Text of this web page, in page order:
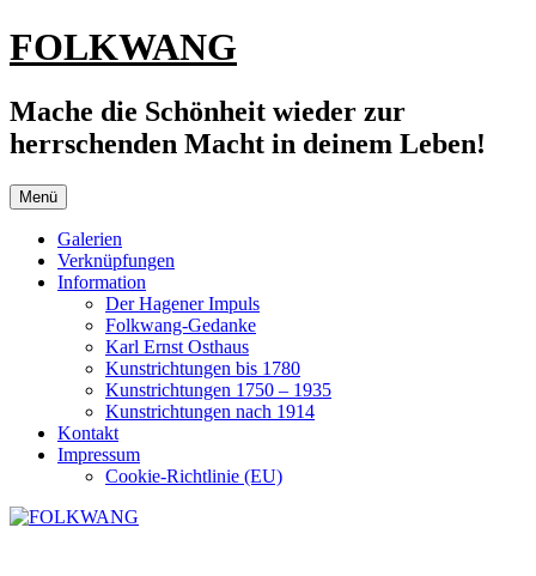
Zum
Inhalt
FOLKWANG
Mache die Schönheit wieder zur
herrschenden Macht in deinem Leben!
Menü
Galerien
Verknüpfungen
Information
Der Hagener Impuls
Folkwang-Gedanke
Karl Ernst Osthaus
Kunstrichtungen bis 1780
Kunstrichtungen 1750 – 1935
Kunstrichtungen nach 1914
Kontakt
Impressum
Cookie-Richtlinie (EU)